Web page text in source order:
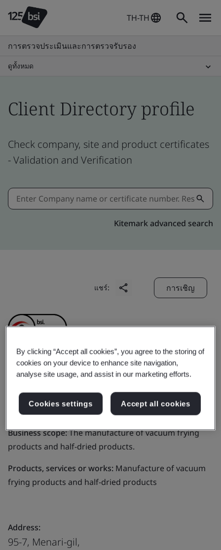
TH-TH
การตรวจประเมินและการตรวจรับรอง
ดูทั้งหมด
Client Directory profile
Check company, site and product certificates
- Validation and Verification
Kitemark advanced search
แชร์: การเชิญ
Myung Sung Food Co.,
Ltd.
Business scope:The manufacture of vacuum frying
products and half-dried products.
Products, services or works: Manufacture of vacuum
frying products and half-dried products
Address:
95-7, Menari-gil,
By clicking “Accept all cookies”, you agree to the storing of
cookies on your device to enhance site navigation,
analyse site usage, and assist in our marketing efforts.
Cookies settings Accept all cookies